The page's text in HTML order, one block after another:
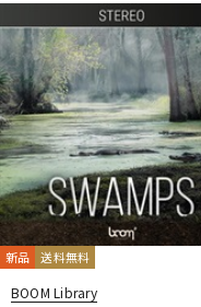
新品 送料無料
BOOM Library